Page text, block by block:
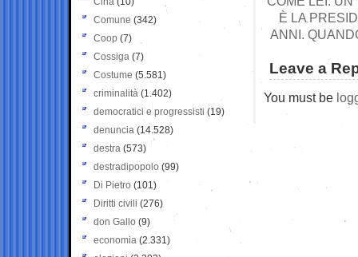
È LA
ANNI.
Leave a
You must be
Comune (342)
Coop (7)
Cossiga (7)
Costume (5.581)
criminalità (1.402)
democratici e progressisti (19)
denuncia (14.528)
destra (573)
destradipopolo (99)
Di Pietro (101)
Diritti civili (276)
don Gallo (9)
economia (2.331)